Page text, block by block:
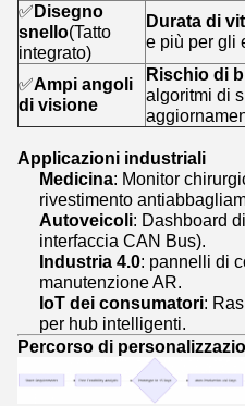
✅Disegno
snello(Tatto
integrato)
Durata di
e più per gli
✅Ampi angoli
di visione
Rischio di
algoritmi di
Applicazioni industriali
Medicina: Monitor
rivestimento
Autoveicoli: Dashboard
interfaccia CAN Bus).
Industria 4.0: pannelli di
manutenzione AR.
IoT dei consumatori:
per hub intelligenti.
Percorso di